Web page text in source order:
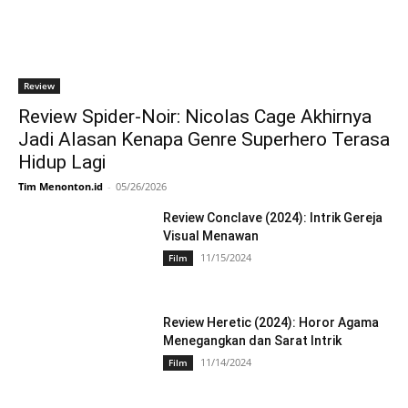
Review
Review Spider-Noir: Nicolas Cage Akhirnya
Jadi Alasan Kenapa Genre Superhero Terasa
Hidup Lagi
Tim Menonton.id - 05/26/2026
Review Conclave (2024): Intrik Gereja
Visual Menawan
Film 11/15/2024
Review Heretic (2024): Horor Agama
Menegangkan dan Sarat Intrik
Film 11/14/2024